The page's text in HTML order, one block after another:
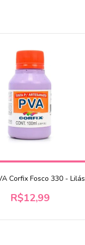
Corfix Fosco 330 - Lilás
R$12,99